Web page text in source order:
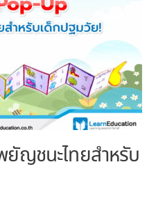
ยัญชนะไทยสำหรับ